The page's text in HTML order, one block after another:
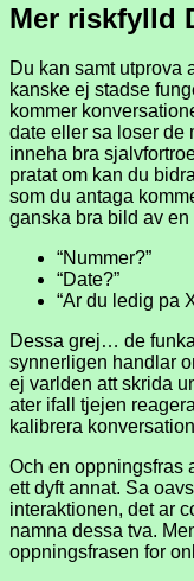
Mer riskfylld
Du kan samt utprova
kanske ej stadse
kommer
date eller sa loser de
inneha bra
pratat om kan du
som du antaga
ganska bra bild av
“Nummer?”
“Date?”
“Ar du ledig pa
Dessa grej… de
synnerligen handlar
ej varlden att skrida
ater ifall tjejen
kalibrera
Och en oppningsfras
ett dyft annat. Sa
interaktionen, det ar
namna dessa tva.
oppningsfrasen for